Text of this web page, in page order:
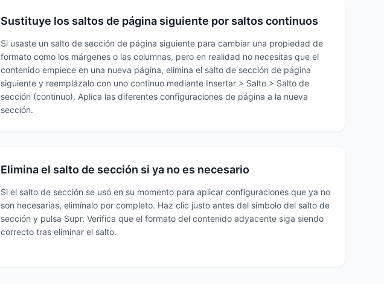
Sustituye los saltos de página siguiente por saltos continuos
Si usaste un salto de sección de página siguiente para cambiar una propiedad de
formato como los márgenes o las columnas, pero en realidad no necesitas que el
contenido empiece en una nueva página, elimina el salto de sección de página
siguiente y reemplázalo con uno continuo mediante Insertar > Salto > Salto de
sección (continuo). Aplica las diferentes configuraciones de página a la nueva
sección.
Elimina el salto de sección si ya no es necesario
Si el salto de sección se usó en su momento para aplicar configuraciones que ya no
son necesarias, elimínalo por completo. Haz clic justo antes del símbolo del salto de
sección y pulsa Supr. Verifica que el formato del contenido adyacente siga siendo
correcto tras eliminar el salto.